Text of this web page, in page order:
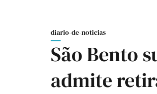
diario-de-noticias
São Bento
admite